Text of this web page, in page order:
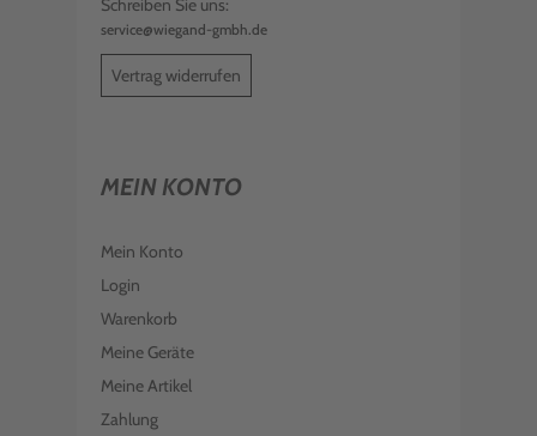
service@wiegand-gmbh.de
Vertrag widerrufen
MEIN KONTO
Mein Konto
Login
Warenkorb
Meine Geräte
Meine Artikel
Zahlung